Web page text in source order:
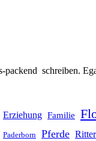
packend schreiben.
Erziehung Familie
Paderborn Pferde Ritter